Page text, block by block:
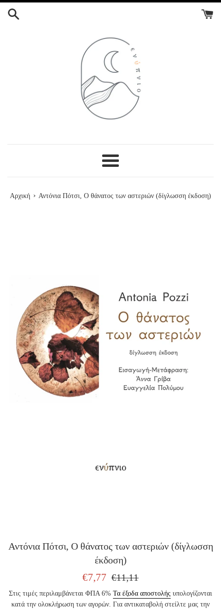
ΣΤΟ
Menu
Αρχική › Αντόνια Πότσι, Ο θάνατος των αστεριών (δίγλωσση έκδοση)
Αντόνια Πότσι, Ο θάνατος των αστεριών (δίγλωσση
έκδοση)
ΤΙΜΗ
€7,77
ΤΙΜΗ
€11,11
Στις τιμές περιλαμβάνεται ΦΠΑ 6% Τα έξοδα αποστολής υπολογίζονται
κατά την ολοκλήρωση των αγορών. Για αντικαταβολή στείλτε μας την